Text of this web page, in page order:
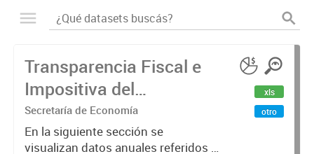
Transparencia Fiscal e
Impositiva del
Municipio. Año 2023
Secretaría de Economía
En la siguiente sección se
visualizan datos anuales referidos a
xls
otro